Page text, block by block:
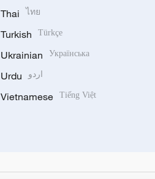
Thai ไทย
Turkish Türkçe
Ukrainian Українська
Urdu اردو
Vietnamese Tiếng Việt